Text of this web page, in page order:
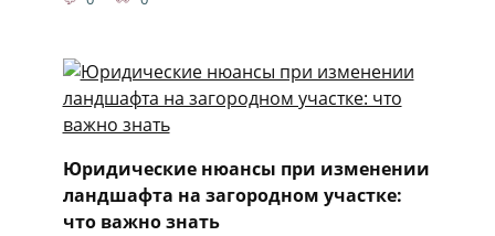
Юридические нюансы при изменении
ландшафта на загородном участке:
что важно знать